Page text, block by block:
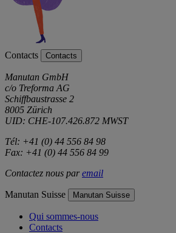
Contacts Contacts
Manutan GmbH
c/o Treforma AG
Schiffbaustrasse 2
8005 Zürich
UID: CHE-107.426.872 MWST
Tél: +41 (0) 44 556 84 98
Fax: +41 (0) 44 556 84 99
Contactez nous paremail
Manutan Suisse Manutan Suisse
Qui sommes-nous
Contacts